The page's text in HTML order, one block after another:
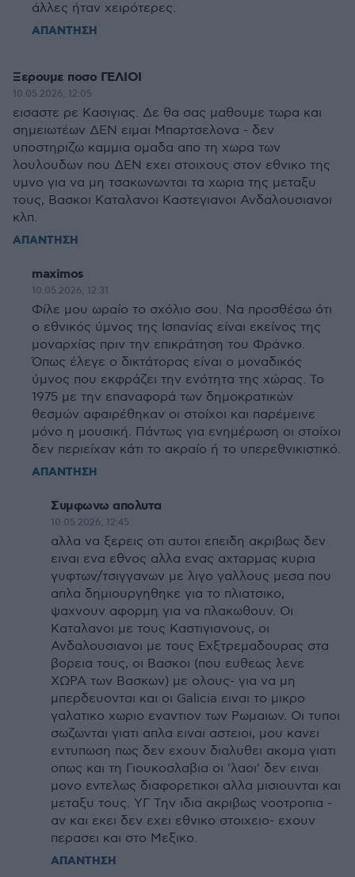
άλλες ήταν χειρότερες.
ΑΠΑΝΤΗΣΗ
Ξερουμε ποσο ΓΕΛΙΟΙ
10.05.2026, 12:05
εισαστε ρε Κασιγιας. Δε θα σας μαθουμε τωρα και
σημειωτέων ΔΕΝ ειμαι Μπαρτσελονα - δεν
υποστηριζω καμμια ομαδα απο τη χωρα των
λουλουδων που ΔΕΝ εχει στοιχους στον εθνικο της
υμνο για να μη τσακωνωνται τα χωρια της μεταξυ
τους, Βασκοι Καταλανοι Καστεγιανοι Ανδαλουσιανοι
κλπ.
ΑΠΑΝΤΗΣΗ
maximos
10.05.2026, 12:31
Φίλε μου ωραίο το σχόλιο σου. Να προσθέσω ότι
ο εθνικός ύμνος της Ισπανίας είναι εκείνος της
μοναρχίας πριν την επικράτηση του Φράνκο.
Όπως έλεγε ο δικτάτορας είναι ο μοναδικός
ύμνος που εκφράζει την ενότητα της χώρας. Το
1975 με την επαναφορά των δημοκρατικών
θεσμών αφαιρέθηκαν οι στοίχοι και παρέμεινε
μόνο η μουσική. Πάντως για ενημέρωση οι στοίχοι
δεν περιείχαν κάτι το ακραίο ή το υπερεθνικιστικό.
ΑΠΑΝΤΗΣΗ
Συμφωνω απολυτα
10.05.2026, 12:45
αλλα να ξερεις οτι αυτοι επειδη ακριβως δεν
ειναι ενα εθνος αλλα ενας αχταρμας κυρια
γυφτων/τσιγγανων με λιγο γαλλους μεσα που
απλα δημιουργηθηκε για το πλιατσικο,
ψαχνουν αφορμη για να πλακωθουν. Οι
Καταλανοι με τους Καστιγιανους, οι
Ανδαλουσιανοι με τους Εχξτρεμαδουρας στα
βορεια τους, οι Βασκοι (που ευθεως λενε
ΧΩΡΑ των Βασκων) με ολους- για να μη
μπερδευονται και οι Galicia ειναι το μικρο
γαλατικο χωριο εναντιον των Ρωμαιων. Οι τυποι
σωζωνται γιατι απλα ειναι αστειοι, μου κανει
εντυπωση πως δεν εχουν διαλυθει ακομα γιατι
οπως και τη Γιουκοσλαβια οι 'λαοι' δεν ειναι
μονο εντελως διαφορετικοι αλλα μισιουνται και
μεταξυ τους. ΥΓ Την ιδια ακριβως νοοτροπια -
αν και εκει δεν εχει εθνικο στοιχειο- εχουν
περασει και στο Μεξικο.
ΑΠΑΝΤΗΣΗ